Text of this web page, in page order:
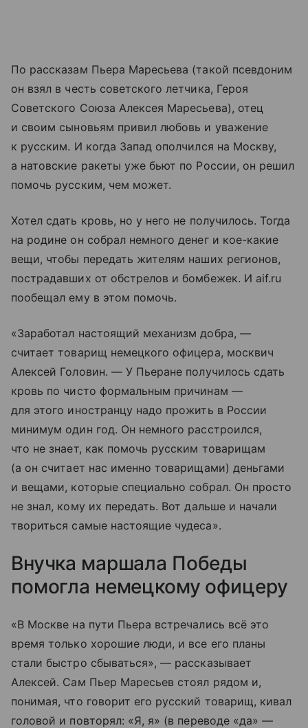
По рассказам Пьера Маресьева (такой псевдоним
он взял в честь советского летчика, Героя
Советского Союза Алексея Маресьева), отец
и своим сыновьям привил любовь и уважение
к русским. И когда Запад ополчился на Москву,
а натовские ракеты уже бьют по России, он решил
помочь русским, чем может.
Хотел сдать кровь, но у него не получилось. Тогда
на родине он собрал немного денег и кое-какие
вещи, чтобы передать жителям наших регионов,
пострадавших от обстрелов и бомбежек. И аif.ru
пообещал ему в этом помочь.
«Заработал настоящий механизм добра, —
считает товарищ немецкого офицера, москвич
Алексей Головин. — У Пьеране получилось сдать
кровь по чисто формальным причинам —
для этого иностранцу надо прожить в России
минимум один год. Он немного расстроился,
что не знает, как помочь русским товарищам
(а он считает нас именно товарищами) деньгами
и вещами, которые специально собрал. Он просто
не знал, кому их передать. Вот дальше и начали
твориться самые настоящие чудеса».
Внучка маршала Победы
помогла немецкому офицеру
«В Москве на пути Пьера встречались всё это
время только хорошие люди, и все его планы
стали быстро сбываться», — рассказывает
Алексей. Сам Пьер Маресьев стоял рядом и,
понимая, что говорит его русский товарищ, кивал
головой и повторял: «Я, я» (в переводе «да» —